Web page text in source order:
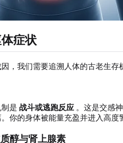
症状
，我们需要追溯人体的古老生
是 战斗或逃跑反应 。这是交感
你的身体被能量充盈并进入高
醇与肾上腺素